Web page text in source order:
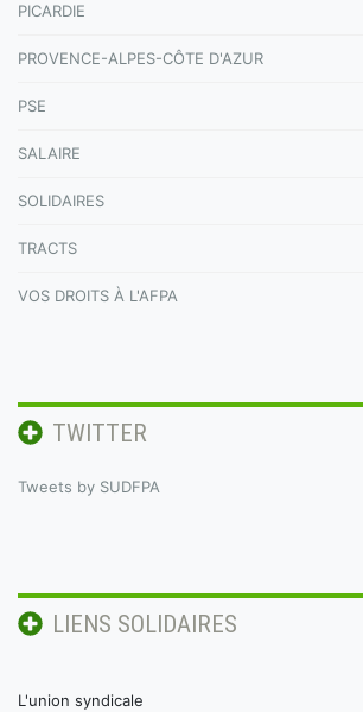
PICARDIE
PROVENCE-ALPES-CÔTE D'AZUR
PSE
SALAIRE
SOLIDAIRES
TRACTS
VOS DROITS À L'AFPA
TWITTER
Tweets by SUDFPA
LIENS SOLIDAIRES
L'union syndicale